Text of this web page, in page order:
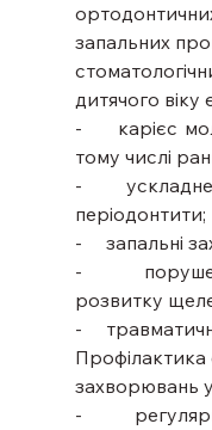
запальних
дитячого віку
-     карієс
тому числі
-
періодонтити;
-     запальні
-
розвитку
-
Профілактика
захворювань
-